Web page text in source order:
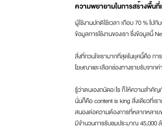
ความพยายามในการสร้างพื้นที่
ผู้ใช้งานปกติใช้เวลา เกือบ 70 % ไป
ข้อมูลการใช้งานของเรา ซึ่งข้อมูลนี้
สิ่งที่กวนใจเรามากที่สุดในยุคนี้คือ กา
โฆษณาและเลือกช่องทางรายรับจาก
รู้ว่าตนเองถนัดอะไร ก็ให้ความสำคั
นั่นก็คือ content is king สิ่งเดียวที่เ
สนองต่อความต้องการที่หลากหลายข
มีจำนวนการรับชมประมาณ 45,000